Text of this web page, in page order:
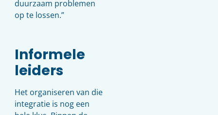
duurzaam problemen
op te lossen.”
Informele
leiders
Het organiseren van die
integratie is nog een